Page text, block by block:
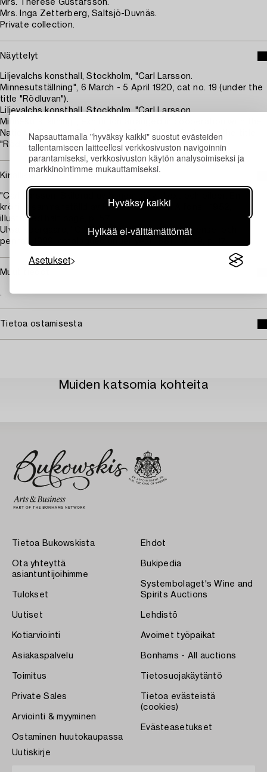
Napsauttamalla "hyväksy kaikki" suostut evästeiden
tallentamiseen laitteellesi verkkosivuston navigoinnin
parantamiseksi, verkkosivuston käytön analysoimiseksi ja
markkinointimme mukauttamiseksi.
Hyväksy kaikki
Hylkää ei-välttämättömät
Asetukset
Mrs. Thérèse Gustafsson.
Mrs. Inga Zetterberg, Saltsjö-Duvnäs.
Private collection.
Näyttelyt
Liljevalchs konsthall, Stockholm, "Carl Larsson.
Minnesutställning", 6 March - 5 April 1920, cat no. 19 (under the
title "Rödluvan").
Liljevalchs konsthall, Stockholm, "Carl Larsson.
Minnesutställning", exhibition arranged in cooperation with the
National Museum, Sept - Oct 1953, cat no. 27 (under the title
"Rödluvan").
Kirjallisuus
"Carl Larsson. Skildrad av honom själv i text och bilder. En
krönika sammanställd av Harriet och Sven Alfons", 1952,
illustrated half page, p. 57.
Ulwa Neergaard, "Carl Larsson. Signerat med pensel och
penna", 1999, catalogued under year 1881, no. 79, p. 17.
Muut tiedot
Tietoa ostamisesta
Muiden katsomia kohteita
Tietoa Bukowskista
Ota yhteyttä
asiantuntijoihimme
Tulokset
Uutiset
Kotiarviointi
Asiakaspalvelu
Toimitus
Private Sales
Arviointi & myyminen
Ostaminen huutokaupassa
Ehdot
Bukipedia
Systembolaget's Wine and
Spirits Auctions
Lehdistö
Avoimet työpaikat
Bonhams - All auctions
Tietosuojakäytäntö
Tietoa evästeistä
(cookies)
Evästeasetukset
Uutiskirje